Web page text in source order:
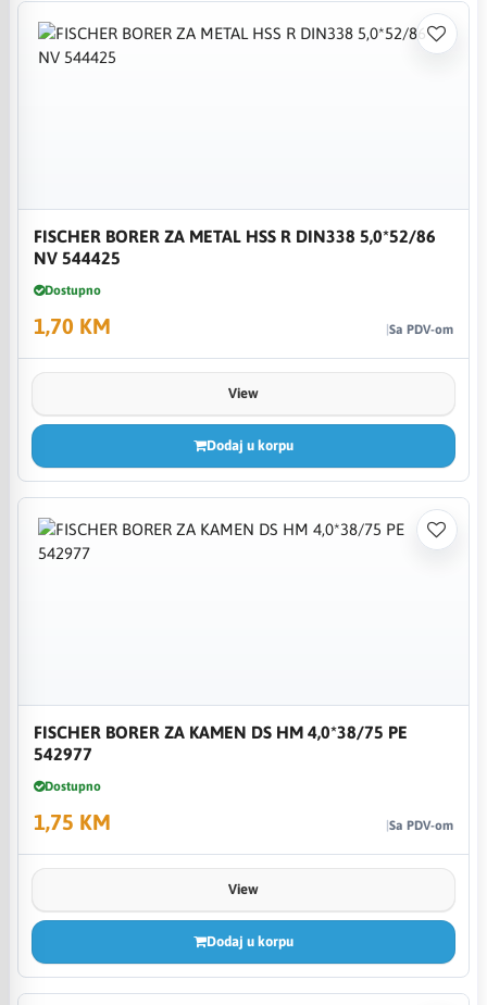
FISCHER BORER ZA METAL HSS R DIN338 5,0*52/86
NV 544425
Dostupno
1,70 KM Sa PDV-om
View
Dodaj u korpu
FISCHER BORER ZA KAMEN DS HM 4,0*38/75 PE
542977
Dostupno
1,75 KM Sa PDV-om
View
Dodaj u korpu